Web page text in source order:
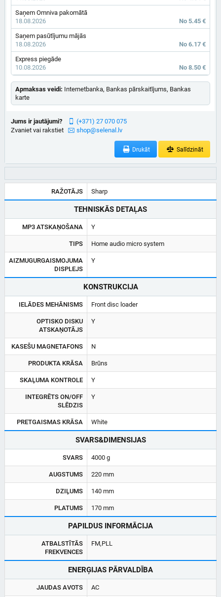
Saņem Omniva pakomātā
18.08.2026
No 5.45 €
Saņem pasūtījumu mājās
18.08.2026
No 6.17 €
Express piegāde
10.08.2026
No 8.50 €
Apmaksas veidi: Internetbanka, Bankas pārskaitījums, Bankas
karte
Jums ir jautājumi?
Zvaniet vai rakstiet
(+371) 27 070 075
shop@selenal.lv
Drukāt Salīdzināt
RAŽOTĀJS Sharp
TEHNISKĀS DETAĻAS
MP3 ATSKAŅOŠANA Y
TIPS Home audio micro system
AIZMUGURGAISMOJUMA
DISPLEJS
Y
KONSTRUKCIJA
IELĀDES MEHĀNISMS Front disc loader
OPTISKO DISKU
ATSKAŅOTĀJS
Y
KASEŠU MAGNETAFONS N
PRODUKTA KRĀSA Brūns
SKAĻUMA KONTROLE Y
INTEGRĒTS ON/OFF
SLĒDZIS
Y
PRETGAISMAS KRĀSA White
SVARS&DIMENSIJAS
SVARS 4000 g
AUGSTUMS 220 mm
DZIĻUMS 140 mm
PLATUMS 170 mm
PAPILDUS INFORMĀCIJA
ATBALSTĪTĀS
FREKVENCES
FM,PLL
ENERĢIJAS PĀRVALDĪBA
JAUDAS AVOTS AC